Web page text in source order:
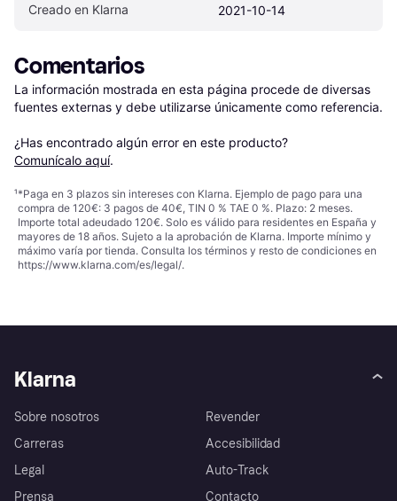
Creado en Klarna 2021-10-14
Comentarios
La información mostrada en esta página procede de diversas
fuentes externas y debe utilizarse únicamente como referencia.
¿Has encontrado algún error en este producto?
Comunícalo aquí.
¹*Paga en 3 plazos sin intereses con Klarna. Ejemplo de pago para una
compra de 120€: 3 pagos de 40€, TIN 0 % TAE 0 %. Plazo: 2 meses.
Importe total adeudado 120€. Solo es válido para residentes en España y
mayores de 18 años. Sujeto a la aprobación de Klarna. Importe mínimo y
máximo varía por tienda. Consulta los términos y resto de condiciones en
https://www.klarna.com/es/legal/.
Klarna
Sobre nosotros
Carreras
Legal
Prensa
Revender
Accesibilidad
Auto-Track
Contacto